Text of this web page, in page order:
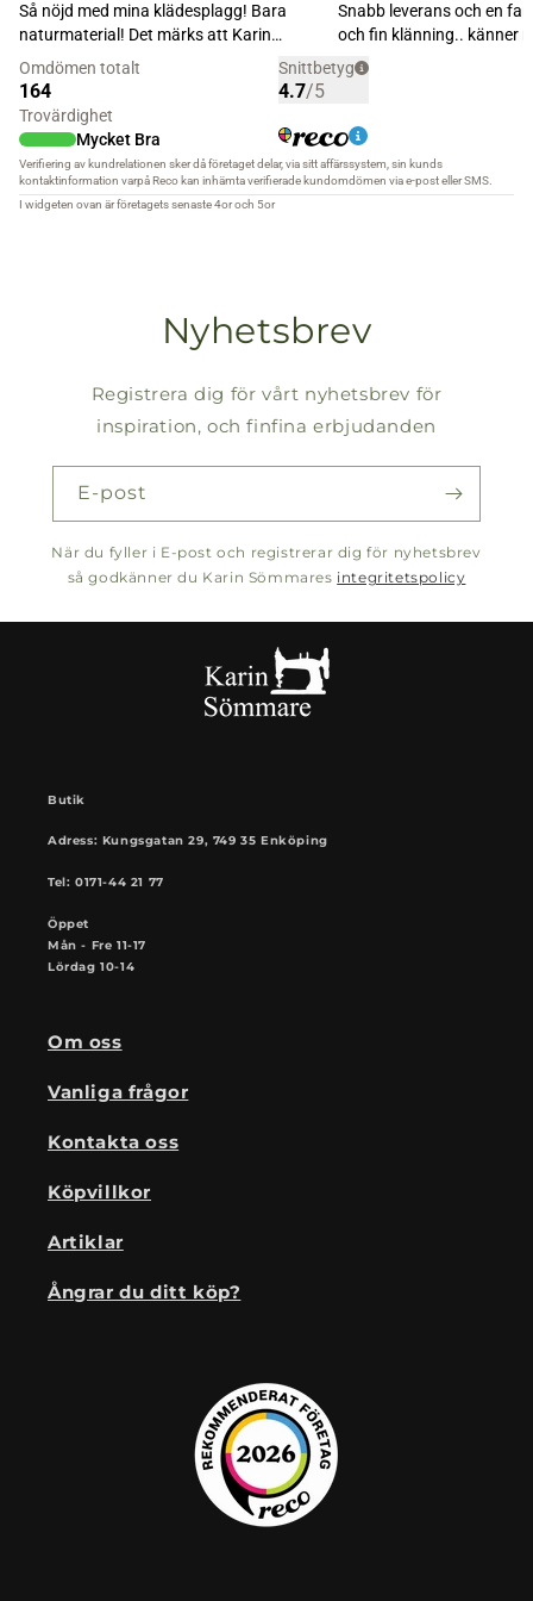
Nyhetsbrev
Registrera dig för vårt nyhetsbrev för
inspiration, och finfina erbjudanden
E-post
När du fyller i E-post och registrerar dig för nyhetsbrev
så godkänner du Karin Sömmares integritetspolicy
Butik
Adress: Kungsgatan 29, 749 35 Enköping
Tel: 0171-44 21 77
Öppet
Mån - Fre 11-17
Lördag 10-14
Om oss
Vanliga frågor
Kontakta oss
Köpvillkor
Artiklar
Ångrar du ditt köp?